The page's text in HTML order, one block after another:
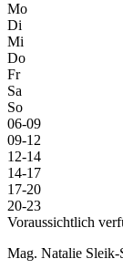
Mo
Di
Mi
Do
Fr
Sa
So
06-09
09-12
12-14
14-17
17-20
20-23
Voraussichtlich
Mag. Natalie Sleik-